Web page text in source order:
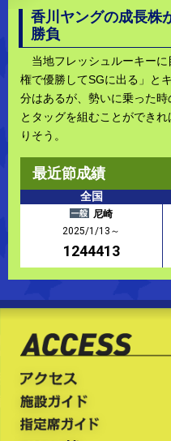
香川ヤングの成長株
勝負
当地フレッシュルーキーに
権で優勝してSGに出る」と
分はあるが、勢いに乗った
とタッグを組むことができ
りそう。
最近節成績
全国
尼崎
2025/1/13～
1244413